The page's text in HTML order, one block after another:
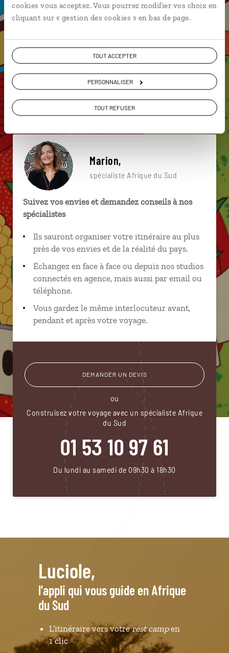
cookies vous acceptez. Vous pourrez modifier vos choix en
cliquant sur « gestion des cookies » en bas de page.
TOUT ACCEPTER
PERSONNALISER
TOUT REFUSER
Camps Bay
iSimangaliso Wetland Park 4x4
Cap de Bonne Espérance Chutes d’eau d'Augrabies
Big Five
Marion,
spécialiste Afrique du Sud
Suivez vos envies et demandez conseils à nos
spécialistes
Ils sauront organiser votre itinéraire au plus
près de vos envies et de la réalité du pays.
Échangez en face à face ou depuis nos studios
connectés en agence, mais aussi par email ou
téléphone.
Vous gardez le même interlocuteur avant,
pendant et après votre voyage.
DEMANDER UN DEVIS
ou
Construisez votre voyage avec un spécialiste Afrique
du Sud
01 53 10 97 61
Du lundi au samedi de 09h30 à 18h30
Luciole,
l'appli qui vous guide en Afrique
du Sud
L’itinéraire vers votrerest campen
1 clic